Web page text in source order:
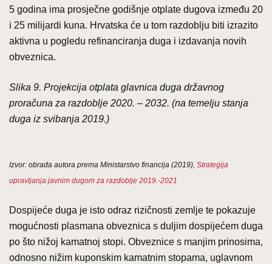
5 godina ima prosječne godišnje otplate dugova između 20
i 25 milijardi kuna. Hrvatska će u tom razdoblju biti izrazito
aktivna u pogledu refinanciranja duga i izdavanja novih
obveznica.
Slika 9. Projekcija otplata glavnica duga državnog
proračuna za razdoblje 2020. – 2032. (na temelju stanja
duga iz svibanja 2019.)
Izvor: obrada autora prema Ministarstvo financija (2019), Strategija
upravljanja javnim dugom za razdoblje 2019.-2021
Dospijeće duga je isto odraz rizičnosti zemlje te pokazuje
mogućnosti plasmana obveznica s duljim dospijećem duga
po što nižoj kamatnoj stopi. Obveznice s manjim prinosima,
odnosno nižim kuponskim kamatnim stopama, uglavnom